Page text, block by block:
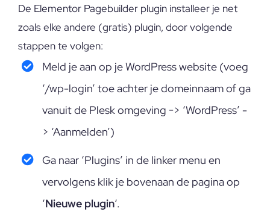
De Elementor Pagebuilder plugin installeer je net
zoals elke andere (gratis) plugin, door volgende
stappen te volgen:
Meld je aan op je WordPress website (voeg
‘/wp-login’ toe achter je domeinnaam of ga
vanuit de Plesk omgeving -> ‘WordPress’ -
> ‘Aanmelden’)
Ga naar ‘Plugins’ in de linker menu en
vervolgens klik je bovenaan de pagina op
‘Nieuwe plugin‘.